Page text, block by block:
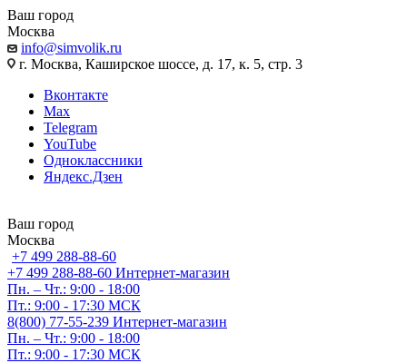
Ваш город
Москва
info@simvolik.ru
г. Москва, Каширское шоссе, д. 17, к. 5, стр. 3
Вконтакте
Max
Telegram
YouTube
Одноклассники
Яндекс.Дзен
Ваш город
Москва
+7 499 288-88-60
+7 499 288-88-60 Интернет-магазин
Пн. – Чт.: 9:00 - 18:00
Пт.: 9:00 - 17:30 МСК
8(800) 77-55-239 Интернет-магазин
Пн. – Чт.: 9:00 - 18:00
Пт.: 9:00 - 17:30 МСК